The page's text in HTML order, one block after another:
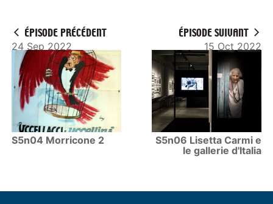
ÉPISODE PRÉCÉDENT
24 Sep 2022
S5n04 Morricone 2
ÉPISODE SUIVANT
15 Oct 2022
S5n06 Lisetta Carmi e
le gallerie d'Italia